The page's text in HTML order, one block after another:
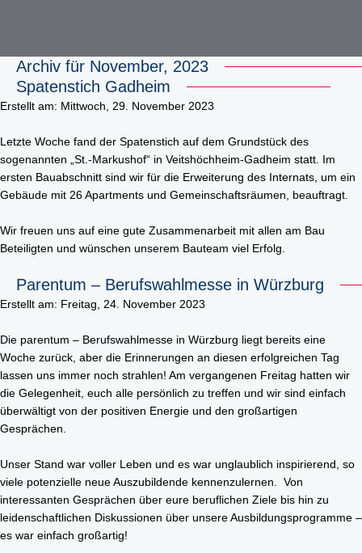
FIRMENGRUPPE
STANDORT RIMPAR
Kraemer GmbH
Panter Holzbau GmbH
Göbel Projekt GmbH
Göbel Smart Home GmbH
STANDORT HEIDINGSFELD
Storch Tiefbau
Hassold SHL Rohrleitungsbau GmbH
Göbel Raumwerk Bau GmbH
LEISTUNGEN
Hochbau
Bausanierung & Betontrenntechnik
Holzbau
Smart Home
Rohrleitungsbau
Schlüsselfertige Bauausführung und Architektur
Maler-, Verputz- und Trockenbauarbeiten
Dachbau, Dachsanierung und Spenglerarbeiten
PROJEKTE
Ausbildungsplätze
STARTSEITE
AKTUELLES
KONTAKT
Archiv für November, 2023
Spatenstich Gadheim
Erstellt am: Mittwoch, 29. November 2023
Letzte Woche fand der Spatenstich auf dem Grundstück des
sogenannten „St.-Markushof“ in Veitshöchheim-Gadheim statt. Im
ersten Bauabschnitt sind wir für die Erweiterung des Internats, um ein
Gebäude mit 26 Apartments und Gemeinschaftsräumen, beauftragt.
Wir freuen uns auf eine gute Zusammenarbeit mit allen am Bau
Beteiligten und wünschen unserem Bauteam viel Erfolg.
Parentum – Berufswahlmesse in Würzburg
Erstellt am: Freitag, 24. November 2023
Die parentum – Berufswahlmesse in Würzburg liegt bereits eine
Woche zurück, aber die Erinnerungen an diesen erfolgreichen Tag
lassen uns immer noch strahlen! Am vergangenen Freitag hatten wir
die Gelegenheit, euch alle persönlich zu treffen und wir sind einfach
überwältigt von der positiven Energie und den großartigen
Gesprächen.
Unser Stand war voller Leben und es war unglaublich inspirierend, so
viele potenzielle neue Auszubildende kennenzulernen. Von
interessanten Gesprächen über eure beruflichen Ziele bis hin zu
leidenschaftlichen Diskussionen über unsere Ausbildungsprogramme –
es war einfach großartig!